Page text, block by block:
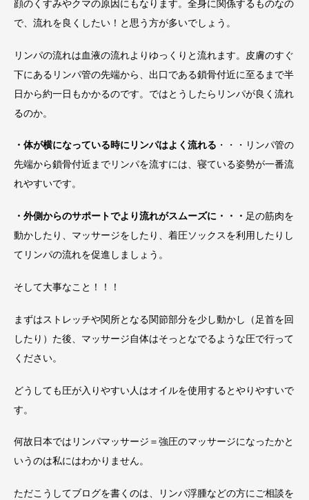
顔のくすみやクマの原因にもなります。全身に関係するものなの
で、流れを良くしたい！と思う方が多いでしょう。
リンパの流れは血液の流れよりゆっくりと流れます。皮膚のすぐ
下にあるリンパ管の先端から、出口である鎖骨付近に至るまで半
日から約一日もかかるのです。ではとうしたらリンパが良く流れ
るのか。
・体が横になっている時にリンパはよく流れる ・・・リンパ管の
先端から鎖骨付近までリンパを流すには、寝ている姿勢が一番流
れやすいです。
・外側からのサポートでより流れがスムーズに・・・ 足の筋肉を
動かしたり、マッサージをしたり、着圧ソックスを利用したりし
てリンパの流れを促進しましょう。
そして大事なこと！！！
まずはストレッチや関所となる関節部分を少し動かし（足首を回
したり）た後、マッサージ自体はそっとなでるような圧で行って
ください。
どうしても圧が入りやすい人はオイルを使用するとやりやすいで
す。
何故日本ではリンパマッサージ＝強圧のマッサージになったかと
いうのは私にはわかりません。
ただこうしてブログを書くのは、リンパ浮腫などの方にご相談を